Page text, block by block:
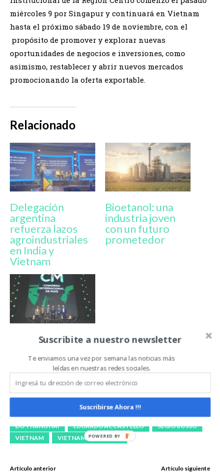
miércoles 9 por Singapur y continuará en Vietnam
hasta el próximo sábado 19 de noviembre, con el
propósito de promover y explorar nuevas
oportunidades de negocios e inversiones, como
asimismo, restablecer y abrir nuevos mercados
promocionando la oferta exportable.
Relacionado
Delegación
argentina
refuerza lazos
agroindustriales
en India y
Vietnam
Bioetanol: una
industria joven
con un futuro
prometedor
Busso:
maíz es el gran
desafío
productivo”
DO THANG HAI
EDUARDO ACCASTELLO
SEGIO BUSSO
VIETNAM
VIETNAM FOOD EXPO
Artículo anterior Artículo siguiente
Suscribite a nuestro newsletter
Te enviamos una vez por semana las noticias más
leídas en nuestras redes sociales.
Suscribirse Ahora !!!